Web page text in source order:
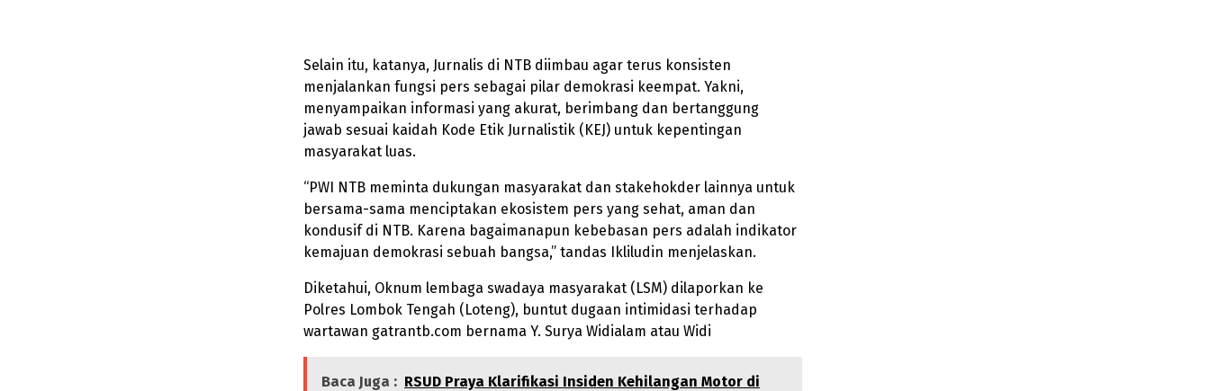
Selain itu, katanya, Jurnalis di NTB diimbau agar terus konsisten
menjalankan fungsi pers sebagai pilar demokrasi keempat. Yakni,
menyampaikan informasi yang akurat, berimbang dan bertanggung
jawab sesuai kaidah Kode Etik Jurnalistik (KEJ) untuk kepentingan
masyarakat luas.
“PWI NTB meminta dukungan masyarakat dan stakehokder lainnya untuk
bersama-sama menciptakan ekosistem pers yang sehat, aman dan
kondusif di NTB. Karena bagaimanapun kebebasan pers adalah indikator
kemajuan demokrasi sebuah bangsa,” tandas Ikliludin menjelaskan.
Diketahui, Oknum lembaga swadaya masyarakat (LSM) dilaporkan ke
Polres Lombok Tengah (Loteng), buntut dugaan intimidasi terhadap
wartawan gatrantb.com bernama Y. Surya Widialam atau Widi
Baca Juga : RSUD Praya Klarifikasi Insiden Kehilangan Motor di